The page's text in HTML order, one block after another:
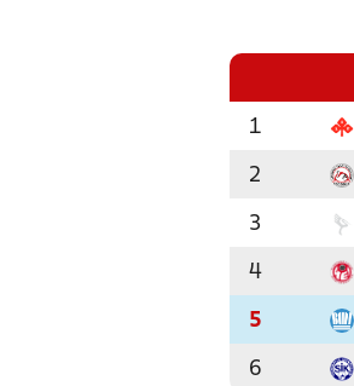
1
2
3
4
5
6